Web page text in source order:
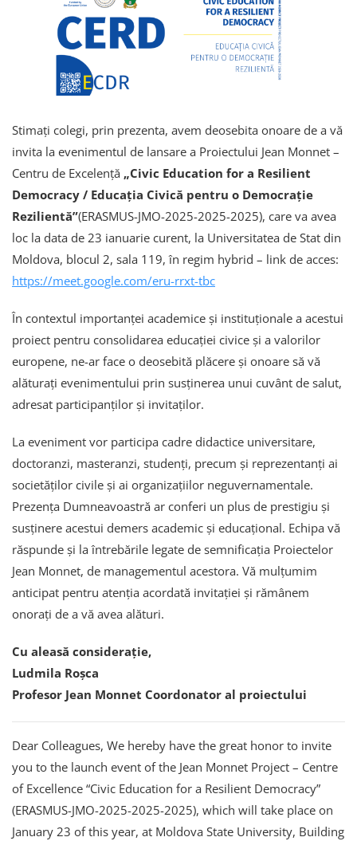
Stimați colegi, prin prezenta, avem deosebita onoare de a vă
invita la evenimentul de lansare a Proiectului Jean Monnet –
Centru de Excelență „Civic Education for a Resilient
Democracy / Educația Civică pentru o Democrație
Rezilientă”(ERASMUS-JMO-2025-2025-2025), care va avea
loc la data de 23 ianuarie curent, la Universitatea de Stat din
Moldova, blocul 2, sala 119, în regim hybrid – link de acces:
https://meet.google.com/eru-rrxt-tbc
În contextul importanței academice și instituționale a acestui
proiect pentru consolidarea educației civice și a valorilor
europene, ne-ar face o deosebită plăcere și onoare să vă
alăturați evenimentului prin susținerea unui cuvânt de salut,
adresat participanților și invitaților.
La eveniment vor participa cadre didactice universitare,
doctoranzi, masteranzi, studenți, precum și reprezentanți ai
societăților civile și ai organizațiilor neguvernamentale.
Prezența Dumneavoastră ar conferi un plus de prestigiu și
susținere acestui demers academic și educațional. Echipa vă
răspunde și la întrebările legate de semnificația Proiectelor
Jean Monnet, de managementul acestora. Vă mulțumim
anticipat pentru atenția acordată invitației și rămânem
onorați de a vă avea alături.
Cu aleasă considerație,
Ludmila Roșca
Profesor Jean Monnet Coordonator al proiectului
Dear Colleagues, We hereby have the great honor to invite
you to the launch event of the Jean Monnet Project – Centre
of Excellence “Civic Education for a Resilient Democracy”
(ERASMUS-JMO-2025-2025-2025), which will take place on
January 23 of this year, at Moldova State University, Building